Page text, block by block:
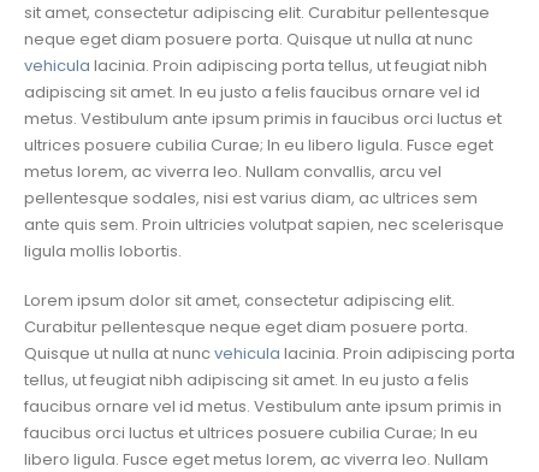
sit amet, consectetur adipiscing elit. Curabitur pellentesque
neque eget diam posuere porta. Quisque ut nulla at nunc
vehicula lacinia. Proin adipiscing porta tellus, ut feugiat nibh
adipiscing sit amet. In eu justo a felis faucibus ornare vel id
metus. Vestibulum ante ipsum primis in faucibus orci luctus et
ultrices posuere cubilia Curae; In eu libero ligula. Fusce eget
metus lorem, ac viverra leo. Nullam convallis, arcu vel
pellentesque sodales, nisi est varius diam, ac ultrices sem
ante quis sem. Proin ultricies volutpat sapien, nec scelerisque
ligula mollis lobortis.
Lorem ipsum dolor sit amet, consectetur adipiscing elit.
Curabitur pellentesque neque eget diam posuere porta.
Quisque ut nulla at nuncvehicula lacinia. Proin adipiscing porta
tellus, ut feugiat nibh adipiscing sit amet. In eu justo a felis
faucibus ornare vel id metus. Vestibulum ante ipsum primis in
faucibus orci luctus et ultrices posuere cubilia Curae; In eu
libero ligula. Fusce eget metus lorem, ac viverra leo. Nullam